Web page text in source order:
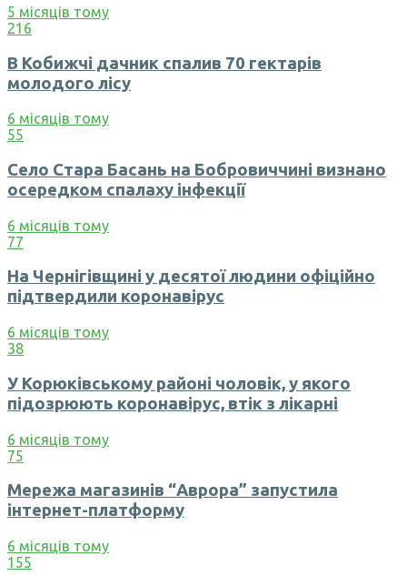
5 місяців тому
216
В Кобижчі дачник спалив 70 гектарів
молодого лісу
6 місяців тому
55
Село Стара Басань на Бобровиччині визнано
осередком спалаху інфекції
6 місяців тому
77
На Чернігівщині у десятої людини офіційно
підтвердили коронавірус
6 місяців тому
38
У Корюківському районі чоловік, у якого
підозрюють коронавірус, втік з лікарні
6 місяців тому
75
Мережа магазинів “Аврора” запустила
інтернет-платформу
6 місяців тому
155